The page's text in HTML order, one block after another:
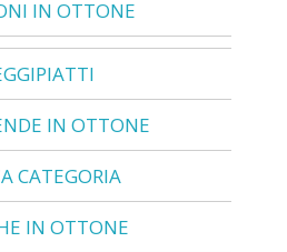
IN OTTONE
IN OTTONE
CATEGORIA
IN OTTONE